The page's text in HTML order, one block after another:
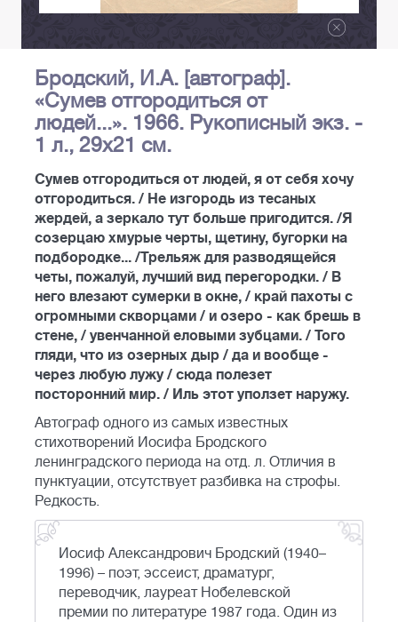
Бродский, И.А. [автограф].
«Сумев отгородиться от
людей...». 1966. Рукописный экз. -
1 л., 29х21 см.
Сумев отгородиться от людей, я от себя хочу
отгородиться. / Не изгородь из тесаных
жердей, а зеркало тут больше пригодится. /Я
созерцаю хмурые черты, щетину, бугорки на
подбородке... /Трельяж для разводящейся
четы, пожалуй, лучший вид перегородки. / В
него влезают сумерки в окне, / край пахоты с
огромными скворцами / и озеро - как брешь в
стене, / увенчанной еловыми зубцами. / Того
гляди, что из озерных дыр / да и вообще -
через любую лужу / сюда полезет
посторонний мир. / Иль этот уползет наружу.
Автограф одного из самых известных
стихотворений Иосифа Бродского
ленинградского периода на отд. л. Отличия в
пунктуации, отсутствует разбивка на строфы.
Редкость.
Иосиф Александрович Бродский (1940–
1996) – поэт, эссеист, драматург,
переводчик, лауреат Нобелевской
премии по литературе 1987 года. Один из